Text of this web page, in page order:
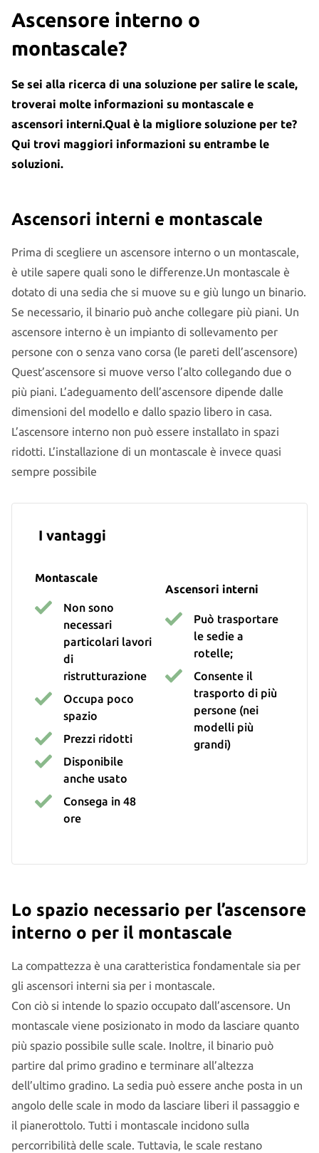
Ascensore interno o
montascale?
Se sei alla ricerca di una soluzione per salire le scale,
troverai molte informazioni su montascale e
ascensori interni.Qual è la migliore soluzione per te?
Qui trovi maggiori informazioni su entrambe le
soluzioni.
Ascensori interni e montascale
Prima di scegliere un ascensore interno o un montascale,
è utile sapere quali sono le differenze.Un montascale è
dotato di una sedia che si muove su e giù lungo un binario.
Se necessario, il binario può anche collegare più piani. Un
ascensore interno è un impianto di sollevamento per
persone con o senza vano corsa (le pareti dell’ascensore)
Quest’ascensore si muove verso l’alto collegando due o
più piani. L’adeguamento dell’ascensore dipende dalle
dimensioni del modello e dallo spazio libero in casa.
L’ascensore interno non può essere installato in spazi
ridotti. L’installazione di un montascale è invece quasi
sempre possibile
I vantaggi
Montascale
Non sono
necessari
particolari lavori
di
ristrutturazione
Occupa poco
spazio
Prezzi ridotti
Disponibile
anche usato
Consega in 48
ore
Ascensori interni
Può trasportare
le sedie a
rotelle;
Consente il
trasporto di più
persone (nei
modelli più
grandi)
Lo spazio necessario per l’ascensore
interno o per il montascale
La compattezza è una caratteristica fondamentale sia per
gli ascensori interni sia per i montascale.
Con ciò si intende lo spazio occupato dall’ascensore. Un
montascale viene posizionato in modo da lasciare quanto
più spazio possibile sulle scale. Inoltre, il binario può
partire dal primo gradino e terminare all’altezza
dell’ultimo gradino. La sedia può essere anche posta in un
angolo delle scale in modo da lasciare liberi il passaggio e
il pianerottolo. Tutti i montascale incidono sulla
percorribilità delle scale. Tuttavia, le scale restano